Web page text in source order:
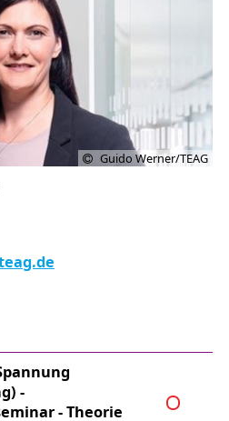
Arbeiten nach den
laut
und schriftlichen
Guido Werner/TEAG
-
- Theorie